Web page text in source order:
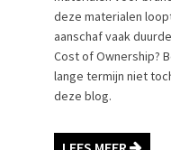
deze materialen
aanschaf vaak
Cost of Ownership?
lange termijn niet
deze blog.